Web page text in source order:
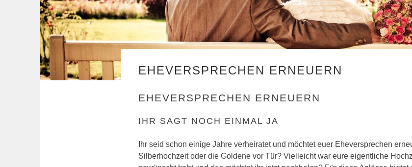
EHEVERSPRECHEN ERNEUERN
EHEVERSPRECHEN ERNEUERN
IHR SAGT NOCH EINMAL JA
Ihr seid schon einige Jahre verheiratet und möchtet euer Eheversprechen
Silberhochzeit oder die Goldene vor Tür? Vielleicht war eure eigentliche